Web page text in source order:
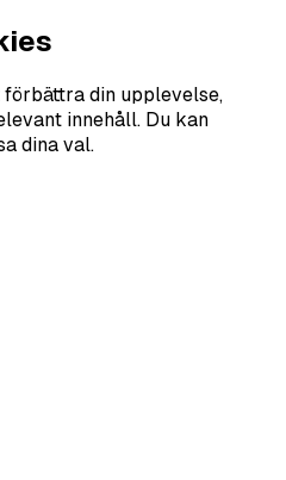
din upplevelse,
innehåll. Du kan
dina val.